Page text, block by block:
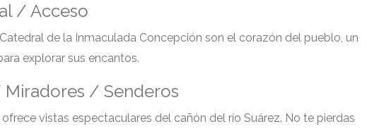
/ Acceso
de la Inmaculada Concepción son el corazón del pueblo, un
explorar sus encantos.
Miradores / Senderos
ofrece vistas espectaculares del cañón del río Suárez. No te pierdas